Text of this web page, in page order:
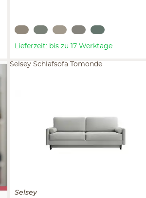
Lieferzeit: bis zu 17 Werktage
Selsey
Selsey Schlafsofa Tomonde